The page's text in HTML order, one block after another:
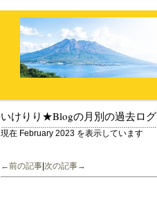
いけりり★Blogの月別の過去ログ
現在 February 2023 を表示しています
←前の記事 次の記事→